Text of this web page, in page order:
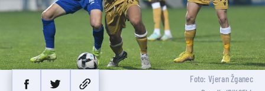
Foto: Vjeran Žganec